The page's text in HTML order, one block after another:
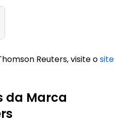
Reuters, visite osite
da Marca